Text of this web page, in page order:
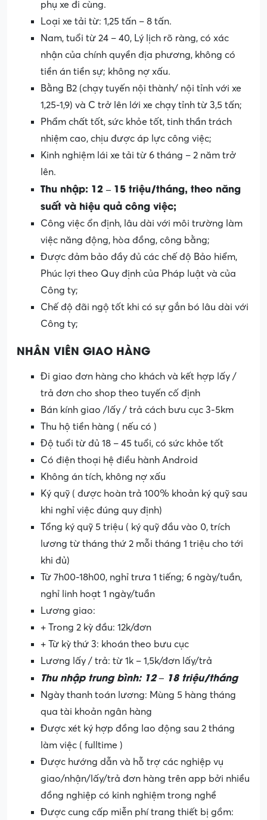
phụ xe đi cùng.
Loại xe tải từ: 1,25 tấn – 8 tấn.
Nam, tuổi từ 24 – 40, Lý lịch rõ ràng, có xác
nhận của chính quyền địa phương, không có
tiền án tiền sự; không nợ xấu.
Bằng B2 (chạy tuyến nội thành/ nội tỉnh với xe
1,25-1,9) và C trở lên lới xe chạy tỉnh từ 3,5 tấn;
Phẩm chất tốt, sức khỏe tốt, tinh thần trách
nhiệm cao, chịu được áp lực công việc;
Kinh nghiệm lái xe tải từ 6 tháng – 2 năm trở
lên.
Thu nhập: 12 – 15 triệu/tháng, theo năng
suất và hiệu quả công việc;
Công việc ổn định, lâu dài với môi trường làm
việc năng động, hòa đồng, công bằng;
Được đảm bảo đầy đủ các chế độ Bảo hiểm,
Phúc lợi theo Quy định của Pháp luật và của
Công ty;
Chế độ đãi ngộ tốt khi có sự gắn bó lâu dài với
Công ty;
NHÂN VIÊN GIAO HÀNG
Đi giao đơn hàng cho khách và kết hợp lấy /
trả đơn cho shop theo tuyến cố định
Bán kính giao /lấy / trả cách bưu cục 3-5km
Thu hộ tiền hàng ( nếu có )
Độ tuổi từ đủ 18 – 45 tuổi, có sức khỏe tốt
Có điện thoại hệ điều hành Android
Không án tích, không nợ xấu
Ký quỹ ( được hoàn trả 100% khoản ký quỹ sau
khi nghỉ việc đúng quy định)
Tổng ký quỹ 5 triệu ( ký quỹ đầu vào 0, trích
lương từ tháng thứ 2 mỗi tháng 1 triệu cho tới
khi đủ)
Từ 7h00-18h00, nghỉ trưa 1 tiếng; 6 ngày/tuần,
nghỉ linh hoạt 1 ngày/tuần
Lương giao:
+ Trong 2 kỳ đầu: 12k/đơn
+ Từ kỳ thứ 3: khoán theo bưu cục
Lương lấy / trả: từ 1k – 1,5k/đơn lấy/trả
Thu nhập trung bình: 12 – 18 triệu/tháng
Ngày thanh toán lương: Mùng 5 hàng tháng
qua tài khoản ngân hàng
Được xét ký hợp đồng lao động sau 2 tháng
làm việc ( fulltime )
Được hướng dẫn và hỗ trợ các nghiệp vụ
giao/nhận/lấy/trả đơn hàng trên app bởi nhiều
đồng nghiệp có kinh nghiệm trong nghề
Được cung cấp miễn phí trang thiết bị gồm: